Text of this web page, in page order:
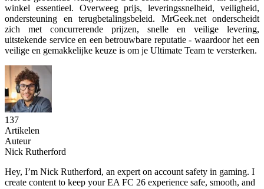
winkel essentieel. Overweeg prijs, leveringssnelheid, veiligheid,
ondersteuning en terugbetalingsbeleid. MrGeek.net onderscheidt
zich met concurrerende prijzen, snelle en veilige levering,
uitstekende service en een betrouwbare reputatie - waardoor het een
veilige en gemakkelijke keuze is om je Ultimate Team te versterken.
137
Artikelen
Auteur
Nick Rutherford
Hey, I’m Nick Rutherford, an expert on account safety in gaming. I
create content to keep your EA FC 26 experience safe, smooth, and